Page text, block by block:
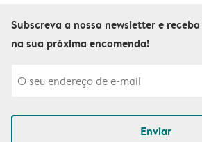
Subscreva a nossa newsletter e
na sua próxima encomenda!
Enviar